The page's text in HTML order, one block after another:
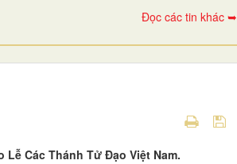
Đọc các tin khác ➥
Các Thánh Tử Đạo Việt Nam.